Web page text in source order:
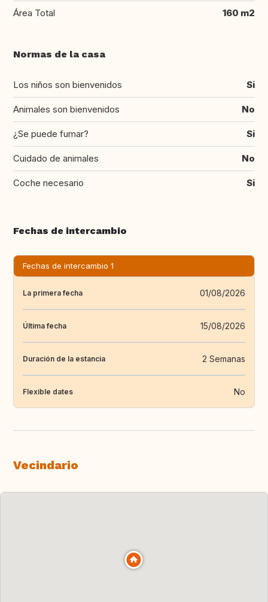
Área Total 160 m2
Normas de la casa
Los niños son bienvenidos Si
Animales son bienvenidos No
¿Se puede fumar? Si
Cuidado de animales No
Coche necesario Si
Fechas de intercambio
Fechas de intercambio 1
La primera fecha 01/08/2026
Última fecha 15/08/2026
Duración de la estancia 2 Semanas
Flexible dates No
Vecindario